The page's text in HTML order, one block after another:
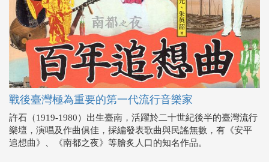
戰後臺灣極為重要的第一代流行音樂家
許石（1919-1980）出生臺南，活躍於二十世紀後半的臺灣流行
樂壇，演唱及作曲俱佳，採編發表歌曲與民謠無數，有《安平
追想曲》、《南都之夜》等膾炙人口的知名作品。